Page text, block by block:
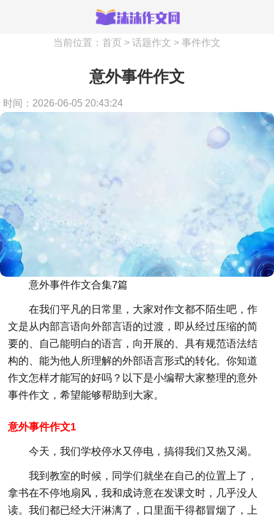
当前位置： 首页 > 话题作文 > 事件作文
意外事件作文
时间：2026-06-05 20:43:24
意外事件作文合集7篇
在我们平凡的日常里，大家对作文都不陌生吧，作
文是从内部言语向外部言语的过渡，即从经过压缩的简
要的、自己能明白的语言，向开展的、具有规范语法结
构的、能为他人所理解的外部语言形式的转化。你知道
作文怎样才能写的好吗？以下是小编帮大家整理的意外
事件作文，希望能够帮助到大家。
意外事件作文1
今天，我们学校停水又停电，搞得我们又热又渴。
我到教室的时候，同学们就坐在自己的位置上了，
拿书在不停地扇风，我和成诗意在发课文时，几乎没人
读。我们都已经大汗淋漓了，口里面干得都冒烟了，上